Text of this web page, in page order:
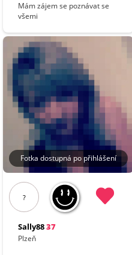
Mám zájem se poznávat se
všemi
Fotka dostupná po přihlášení
?
Sally8837
Plzeň